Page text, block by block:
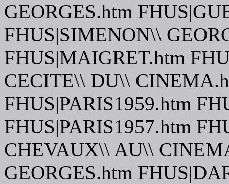
GEORGES.htm
FHUS|SIMENON\\
FHUS|MAIGRET.htm
CECITE\\ DU\\
FHUS|PARIS1959.htm
FHUS|PARIS1957.htm
CHEVAUX\\ AU\\
GEORGES.htm